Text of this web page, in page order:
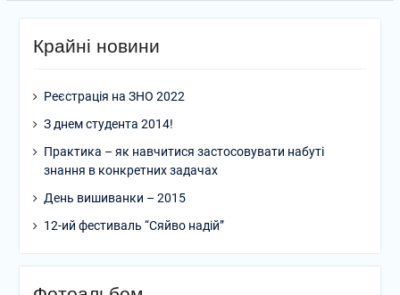
Крайні новини
Реєстрація на ЗНО 2022
З днем студента 2014!
Практика – як навчитися застосовувати набуті
знання в конкретних задачах
День вишиванки – 2015
12-ий фестиваль “Сяйво надій”